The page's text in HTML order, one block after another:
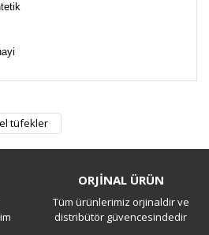
ilk yorumu siz yapın!
tüfekler
ORJİNAL ÜRÜN
Tüm ürünlerimiz orjinaldir ve
distribütör güvencesindedir